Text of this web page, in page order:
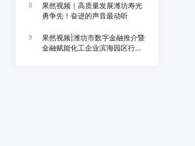
8
果然视频｜高质量发展潍坊寿光
勇争先！奋进的声音最动听
9
果然视频|潍坊市数字金融推介暨
金融赋能化工企业滨海园区行举